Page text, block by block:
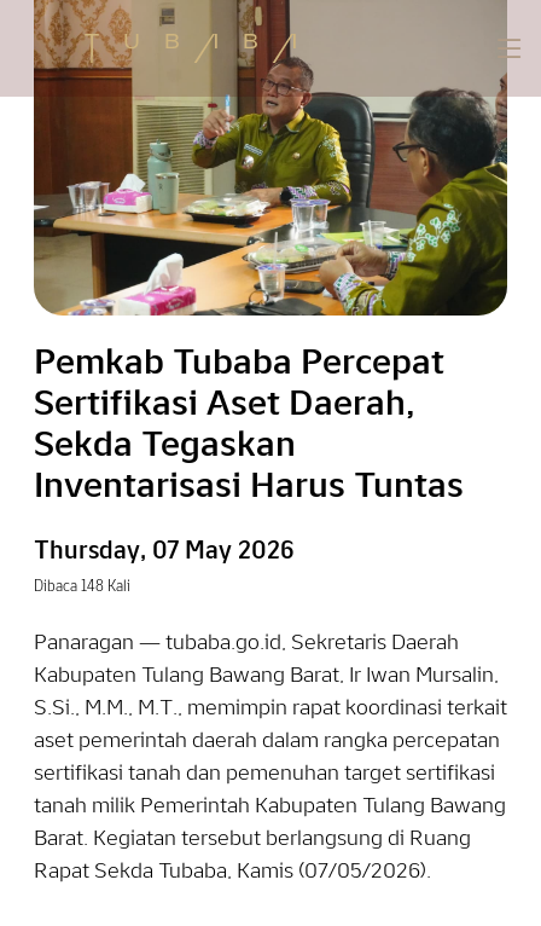
Pemkab Tubaba Percepat
Sertifikasi Aset Daerah,
Sekda Tegaskan
Inventarisasi Harus Tuntas
Thursday, 07 May 2026
Dibaca 148 Kali
Panaragan — tubaba.go.id, Sekretaris Daerah
Kabupaten Tulang Bawang Barat, Ir Iwan Mursalin,
S.Si., M.M., M.T., memimpin rapat koordinasi terkait
aset pemerintah daerah dalam rangka percepatan
sertifikasi tanah dan pemenuhan target sertifikasi
tanah milik Pemerintah Kabupaten Tulang Bawang
Barat. Kegiatan tersebut berlangsung di Ruang
Rapat Sekda Tubaba, Kamis (07/05/2026).